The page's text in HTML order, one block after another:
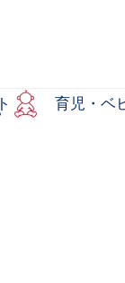
育児・ベ